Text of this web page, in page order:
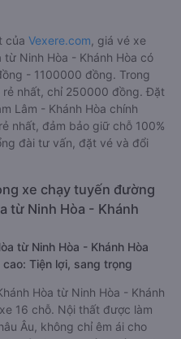
của Vexere.com , giá vé xe
từ Ninh Hòa - Khánh Hòa có
- 1100000 đồng. Trong
rẻ nhất, chỉ 250000 đồng. Đặt
Lâm - Khánh Hòa chính
nhất, đảm bảo giữ chỗ 100%
đài tư vấn, đặt vé và đổi
xe chạy tuyến đường
từ Ninh Hòa - Khánh
từ Ninh Hòa - Khánh Hòa
Tiện lợi, sang trọng
Hòa từ Ninh Hòa - Khánh
16 chỗ. Nội thất được làm
Âu, không chỉ êm ái cho